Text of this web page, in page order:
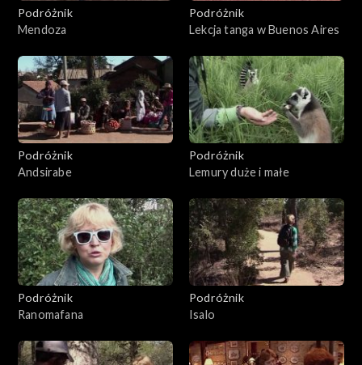
Podróżnik
Mendoza
Podróżnik
Lekcja tanga w Buenos Aires
Podróżnik
Andsirabe
Podróżnik
Lemury duże i małe
Podróżnik
Ranomafana
Podróżnik
Isalo